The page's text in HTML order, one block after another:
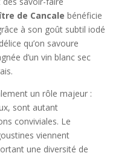
de Cancale bénéficie
à son goût subtil iodé
qu’on savoure
d’un vin blanc sec
un rôle majeur :
sont autant
conviviales. Le
viennent
une diversité de